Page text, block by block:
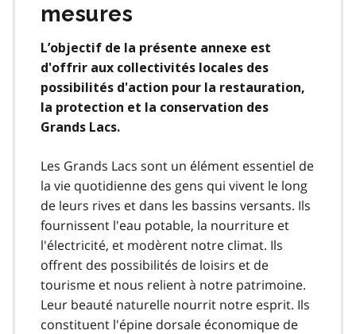
mesures
L’objectif de la présente annexe est
d'offrir aux collectivités locales des
possibilités d'action pour la restauration,
la protection et la conservation des
Grands Lacs.
Les Grands Lacs sont un élément essentiel de
la vie quotidienne des gens qui vivent le long
de leurs rives et dans les bassins versants. Ils
fournissent l'eau potable, la nourriture et
l'électricité, et modèrent notre climat. Ils
offrent des possibilités de loisirs et de
tourisme et nous relient à notre patrimoine.
Leur beauté naturelle nourrit notre esprit. Ils
constituent l'épine dorsale économique de